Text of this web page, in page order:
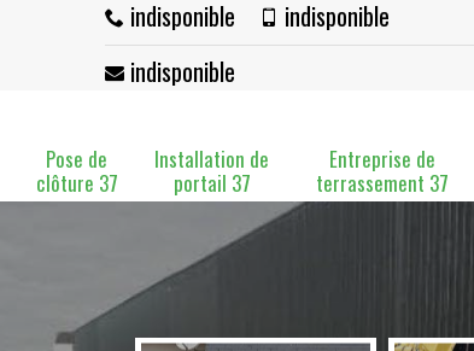
indisponible
indisponible
indisponible
Pose de
clôture 37
Installation de
portail 37
Entreprise de
terrassement 37